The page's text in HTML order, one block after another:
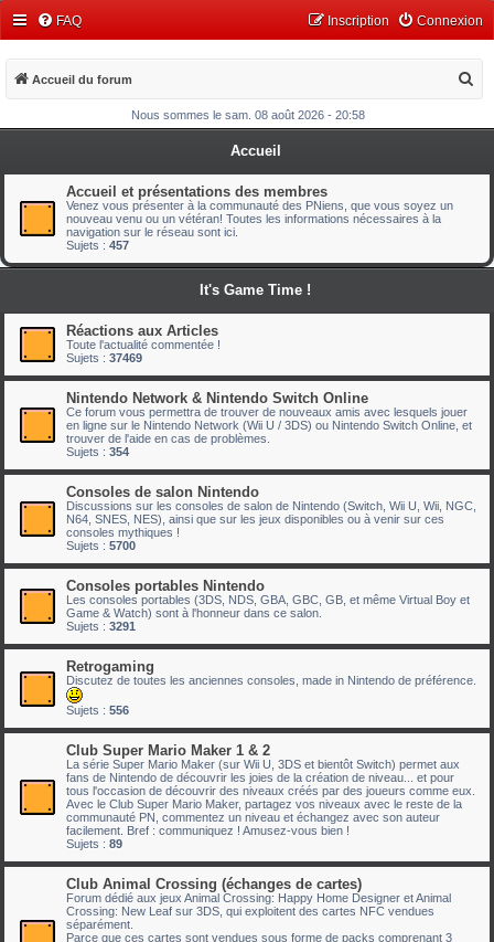
FAQ Connexion
Inscription
Accueil du forum
c
h
r
Nous sommes le sam. 08 août 2026 - 20:58
Accueil
Accueil et présentations des membres
Venez vous présenter à la communauté des PNiens, que vous soyez un
nouveau venu ou un vétéran! Toutes les informations nécessaires à la
navigation sur le réseau sont ici.
Sujets : 457
It's Game Time !
Réactions aux Articles
Toute l'actualité commentée !
Sujets : 37469
Nintendo Network & Nintendo Switch Online
Ce forum vous permettra de trouver de nouveaux amis avec lesquels jouer
en ligne sur le Nintendo Network (Wii U / 3DS) ou Nintendo Switch Online, et
trouver de l'aide en cas de problèmes.
Sujets : 354
Consoles de salon Nintendo
Discussions sur les consoles de salon de Nintendo (Switch, Wii U, Wii, NGC,
N64, SNES, NES), ainsi que sur les jeux disponibles ou à venir sur ces
consoles mythiques !
Sujets : 5700
Consoles portables Nintendo
Les consoles portables (3DS, NDS, GBA, GBC, GB, et même Virtual Boy et
Game & Watch) sont à l'honneur dans ce salon.
Sujets : 3291
Retrogaming
Discutez de toutes les anciennes consoles, made in Nintendo de préférence.
Sujets : 556
Club Super Mario Maker 1 & 2
La série Super Mario Maker (sur Wii U, 3DS et bientôt Switch) permet aux
fans de Nintendo de découvrir les joies de la création de niveau... et pour
tous l'occasion de découvrir des niveaux créés par des joueurs comme eux.
Avec le Club Super Mario Maker, partagez vos niveaux avec le reste de la
communauté PN, commentez un niveau et échangez avec son auteur
facilement. Bref : communiquez ! Amusez-vous bien !
Sujets : 89
Club Animal Crossing (échanges de cartes)
Forum dédié aux jeux Animal Crossing: Happy Home Designer et Animal
Crossing: New Leaf sur 3DS, qui exploitent des cartes NFC vendues
séparément.
Parce que ces cartes sont vendues sous forme de packs comprenant 3